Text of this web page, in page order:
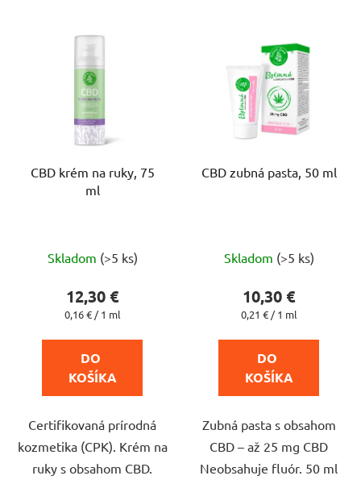
CBD krém na ruky, 75
ml
hodnotenie
je
z
5
hviezdičiek.
Skladom (>5 ks)
12,30 €
Jednotková
0,16 € / 1 ml
DO
KOŠÍKA
Certifikovaná prírodná
kozmetika (CPK). Krém na
ruky s obsahom CBD.
CBD zubná pasta, 50 ml
hodnotenie
je
z
5
hviezdičiek.
Skladom (>5 ks)
10,30 €
Jednotková
0,21 € / 1 ml
DO
KOŠÍKA
Zubná pasta s obsahom
CBD – až 25 mg CBD
Neobsahuje fluór. 50 ml